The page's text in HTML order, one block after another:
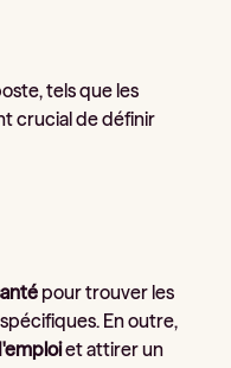
tels que les
crucial de définir
pour trouver les
En outre,
et attirer un